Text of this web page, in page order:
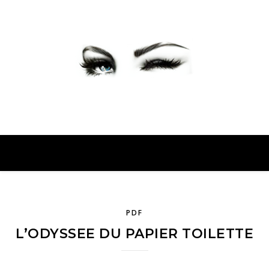
PDF
L’ODYSSEE DU PAPIER TOILETTE